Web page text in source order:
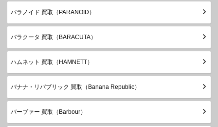
パラノイド 買取（PARANOID）
バラクータ 買取（BARACUTA）
ハムネット 買取（HAMNETT）
バナナ・リパブリック 買取（Banana Republic）
バーブァー 買取（Barbour）